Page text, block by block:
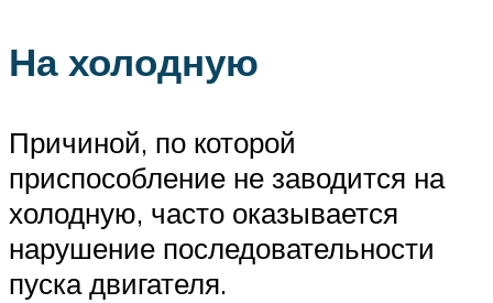
На холодную
Причиной, по которой
приспособление не заводится на
холодную, часто оказывается
нарушение последовательности
пуска двигателя.